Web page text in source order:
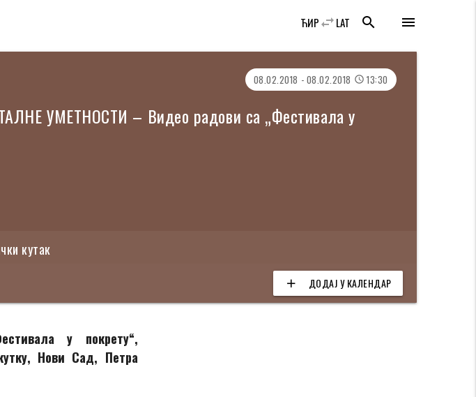
menu
search
LAT
swap_horiz
ЋИР
08.02.2018 - 08.02.2018 access_time 13:30
УМЕТНОСТИ – Видео радови са „Фестивала у
кутак
add ДОДАЈ У КАЛЕНДАР
у покрету“,
Нови Сад, Петра